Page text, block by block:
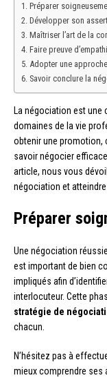
Préparer
Développer son
Maîtriser l’art de la
Faire preuve
Adopter une
Savoir conclure la
La négociation est une
domaines de la vie
obtenir une promotion,
savoir négocier
article, nous vous
négociation et
Préparer
Une négociation
est important de bien
impliqués afin
interlocuteur. Cette
stratégie de
chacun.
N’hésitez pas à
mieux comprendre ses